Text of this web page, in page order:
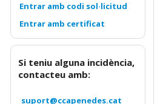
Entrar amb codi sol·licitud
Si teniu alguna incidència,
contacteu amb:
suport@ccapenedes.cat